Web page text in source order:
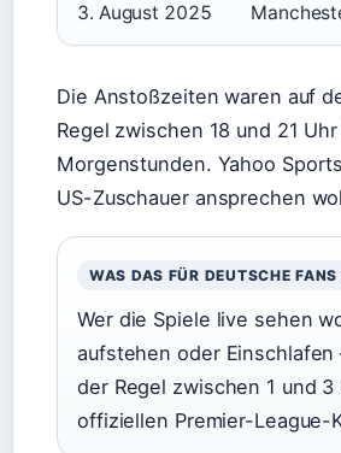
3. August 2025
Die Anstoßzeiten waren auf
Regel zwischen 18 und 21
Morgenstunden. Yahoo
US-Zuschauer ansprechen
WAS DAS FÜR DEUTSCHE FANS
Wer die Spiele live sehen
aufstehen oder
der Regel zwischen 1 und
offiziellen Premier-League-